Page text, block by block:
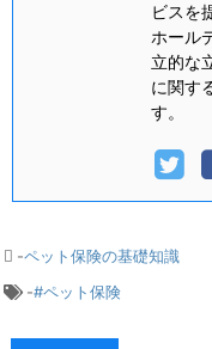
ビスを
ホール
立的な
に関す
す。
-ペット保険の基礎知識
-#ペット保険